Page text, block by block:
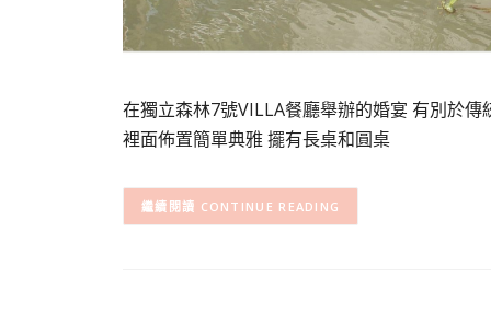
在獨立森林7號VILLA餐廳舉辦的婚宴 有別於傳
裡面佈置簡單典雅 擺有長桌和圓桌
CONTINUE READING